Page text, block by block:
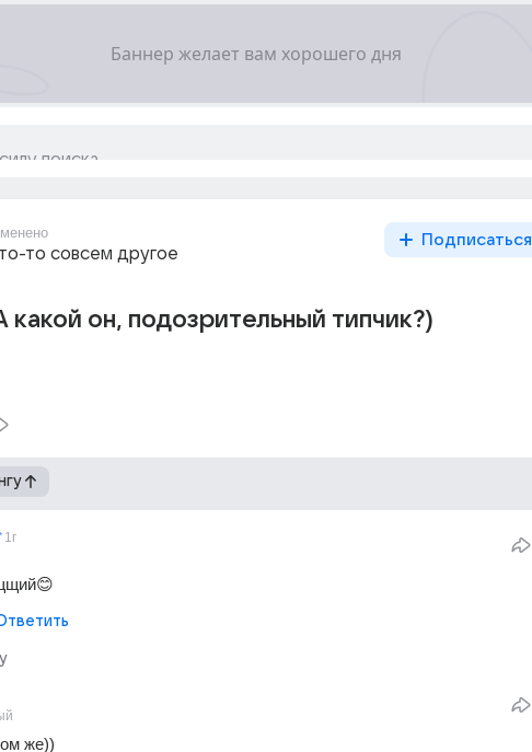
то совсем другое
Подписаться
какой он, подозрительный типчик?)
1г
же))